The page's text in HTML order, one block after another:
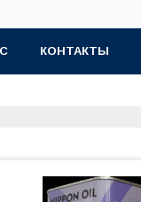
КОНТАКТЫ